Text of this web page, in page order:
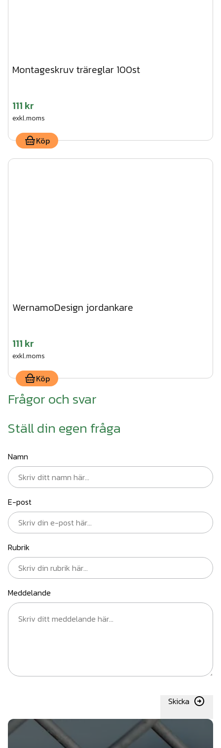
Montageskruv träreglar 100st
111 kr
exkl.moms
Köp
WernamoDesign jordankare
111 kr
exkl.moms
Köp
Frågor och svar
Ställ din egen fråga
Namn
E-post
Rubrik
Meddelande
Skicka